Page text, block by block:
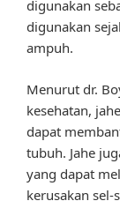
digunakan
digunakan
ampuh.
Menurut dr.
kesehatan,
dapat
tubuh. Jahe
yang dapat
kerusakan sel-